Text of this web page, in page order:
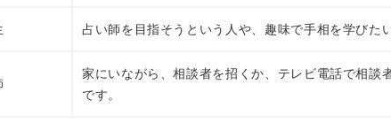
占い師を目指そうという人や、趣味で手相を学びた
家にいながら、相談者を招くか、テレビ電話で相談
です。